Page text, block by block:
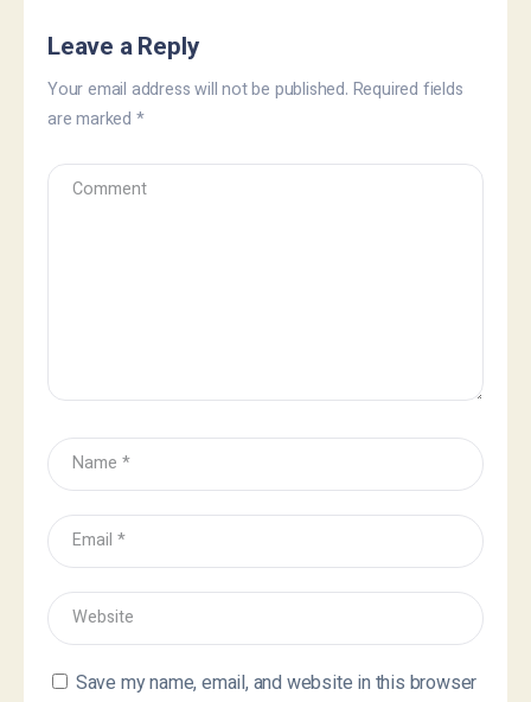
Leave a Reply
Your email address will not be published. Required fields
are marked *
Save my name, email, and website in this browser